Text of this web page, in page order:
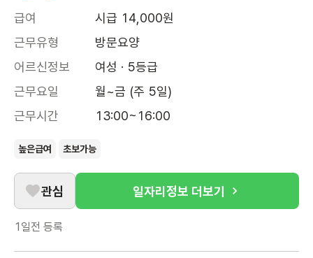
급여
시급 14,000원
근무유형
방문요양
어르신정보
여성 · 5등급
근무요일
월~금 (주 5일)
근무시간
13:00~16:00
높은급여 초보가능
관심 일자리정보 더보기
1일전 등록